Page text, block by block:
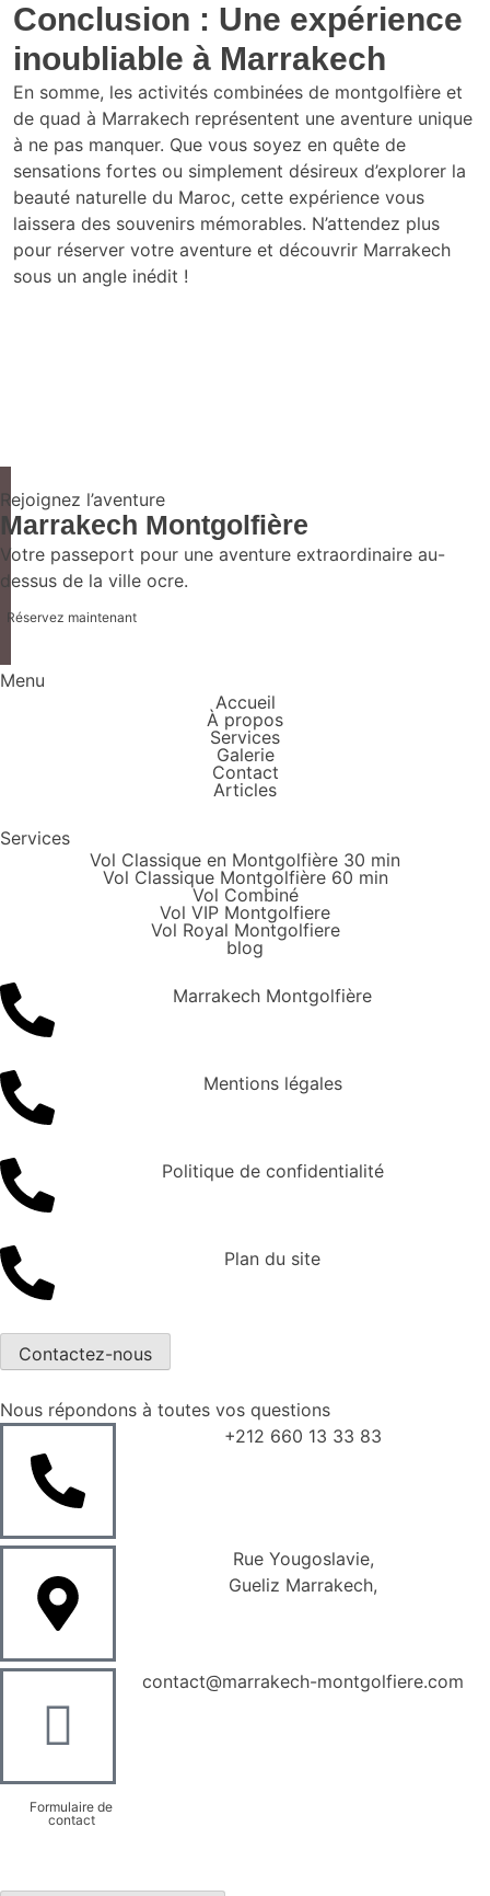
Conclusion : Une expérience
inoubliable à Marrakech
En somme, les activités combinées de montgolfière et
de quad à Marrakech représentent une aventure unique
à ne pas manquer. Que vous soyez en quête de
sensations fortes ou simplement désireux d’explorer la
beauté naturelle du Maroc, cette expérience vous
laissera des souvenirs mémorables. N’attendez plus
pour réserver votre aventure et découvrir Marrakech
sous un angle inédit !
Rejoignez l’aventure
Marrakech Montgolfière
Votre passeport pour une aventure extraordinaire au-
dessus de la ville ocre.
Réservez maintenant
Menu
Accueil
À propos
Services
Galerie
Contact
Articles
Services
Vol Classique en Montgolfière 30 min
Vol Classique Montgolfière 60 min
Vol Combiné
Vol VIP Montgolfiere
Vol Royal Montgolfiere
blog
Marrakech Montgolfière
Mentions légales
Politique de confidentialité
Plan du site
Contactez-nous
Nous répondons à toutes vos questions
+212 660 13 33 83
Rue Yougoslavie,
Gueliz Marrakech,
contact@marrakech-montgolfiere.com
Formulaire de
contact